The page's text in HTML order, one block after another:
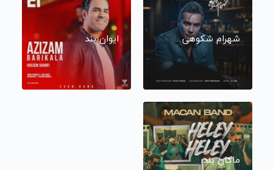
شهرام شکوهی ایوان بند
ماکان بند